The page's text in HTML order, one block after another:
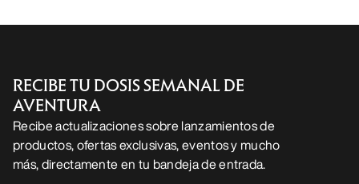
RECIBE TU DOSIS SEMANAL DE
AVENTURA
Recibe actualizaciones sobre lanzamientos de
productos, ofertas exclusivas, eventos y mucho
más, directamente en tu bandeja de entrada.